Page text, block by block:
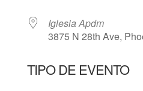
Iglesia Apdm
3875 N 28th Ave,
TIPO DE EVENTO